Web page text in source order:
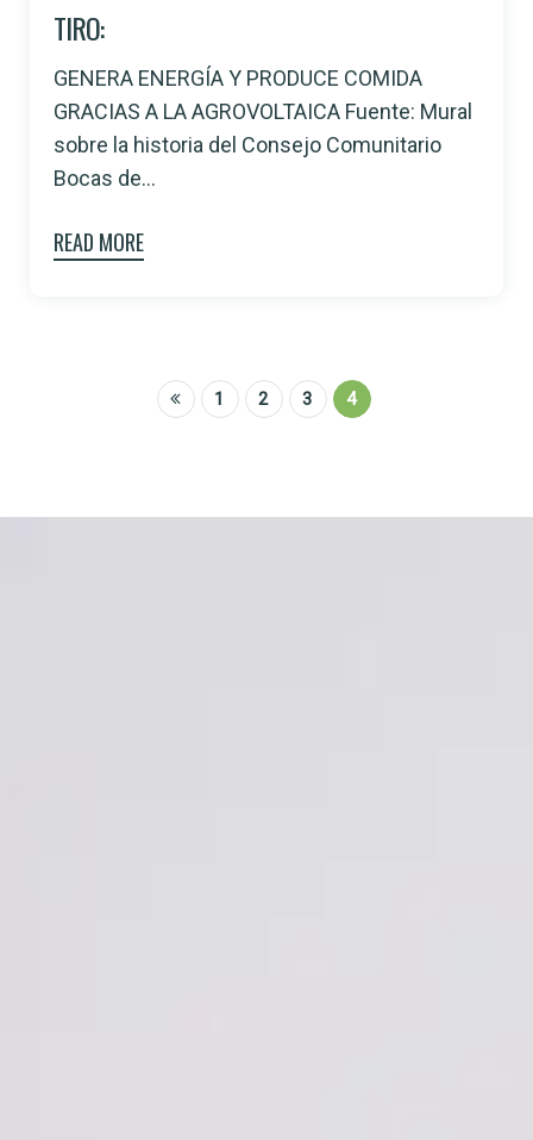
TIRO:
GENERA ENERGÍA Y PRODUCE COMIDA
GRACIAS A LA AGROVOLTAICA Fuente: Mural
sobre la historia del Consejo Comunitario
Bocas de...
READ MORE
1 2 3 4